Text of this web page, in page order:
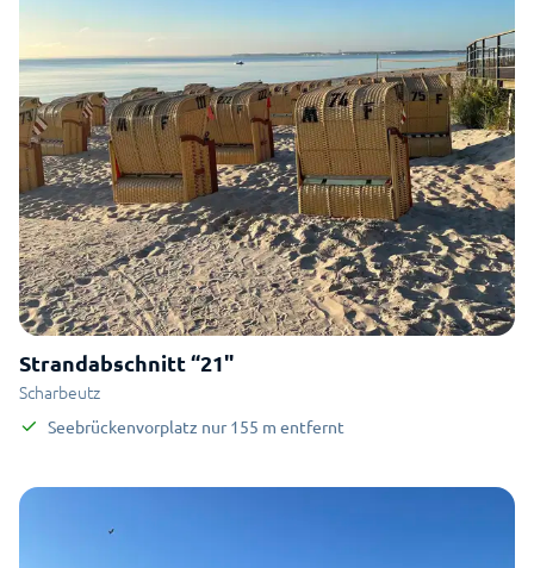
Strandabschnitt “21"
Scharbeutz
Seebrückenvorplatz nur 155 m entfernt